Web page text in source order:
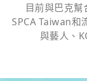
目前與巴克
SPCA Taiwan和
與藝人、